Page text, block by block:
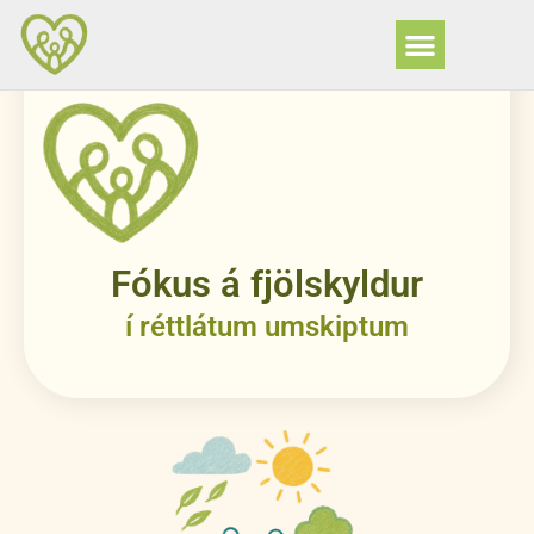
Fókus á fjölskyldur
í réttlátum umskiptum